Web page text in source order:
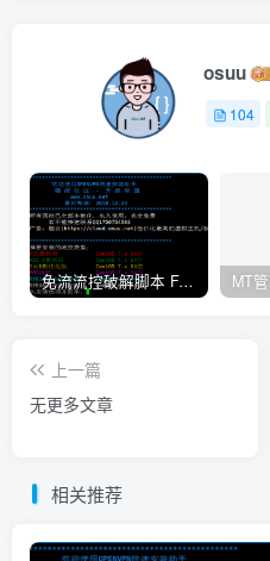
osuu
104
免流流控破解脚本 FAS 青云 快云 VPNS 博雅dalo最新集合
上一篇
无更多文章
相关推荐